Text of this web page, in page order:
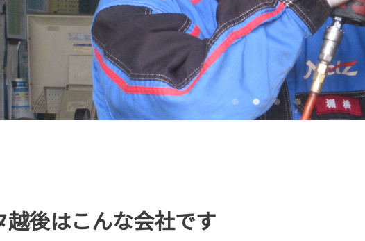
越後はこんな会社です